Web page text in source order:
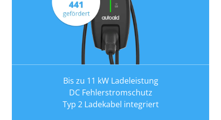
Bis zu 11 kW Ladeleistung
DC Fehlerstromschutz
Typ 2 Ladekabel integriert